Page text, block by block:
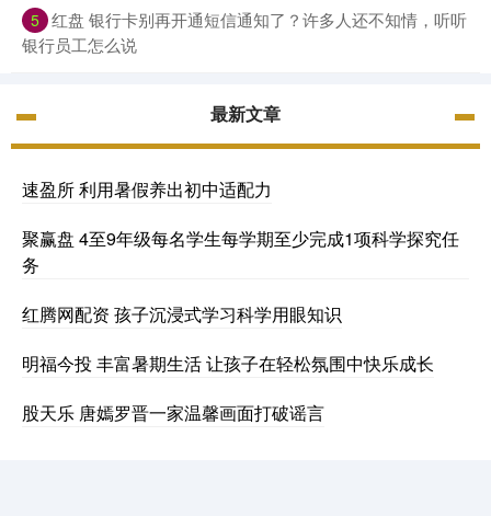
5 红盘 银行卡别再开通短信通知了？许多人还不知情，听听
银行员工怎么说
最新文章
速盈所 利用暑假养出初中适配力
聚赢盘 4至9年级每名学生每学期至少完成1项科学探究任
务
红腾网配资 孩子沉浸式学习科学用眼知识
明福今投 丰富暑期生活 让孩子在轻松氛围中快乐成长
股天乐 唐嫣罗晋一家温馨画面打破谣言